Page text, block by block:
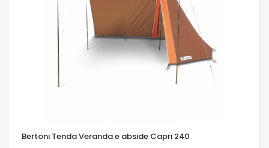
Bertoni Tenda Veranda e abside Capri 240